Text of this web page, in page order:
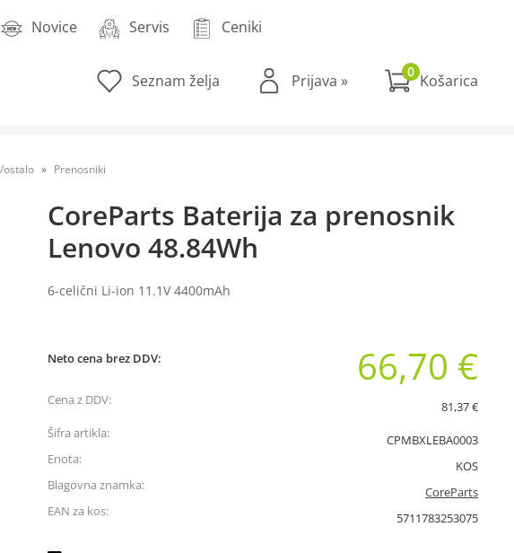
Novice Servis Ceniki
Seznam želja Prijava » 0
ostalo Prenosniki
CoreParts Baterija za prenosnik
Lenovo 48.84Wh
6-celični Li-ion 11.1V 4400mAh
Neto cena brez DDV: 66,70 €
Cena z DDV:
81,37 €
Šifra artikla:
CPMBXLEBA0003
Enota:
KOS
Blagovna znamka:
CoreParts
EAN za kos:
5711783253075